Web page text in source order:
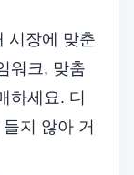
시장에 맞춘
워크, 맞춤
하세요. 디
지 않아 거